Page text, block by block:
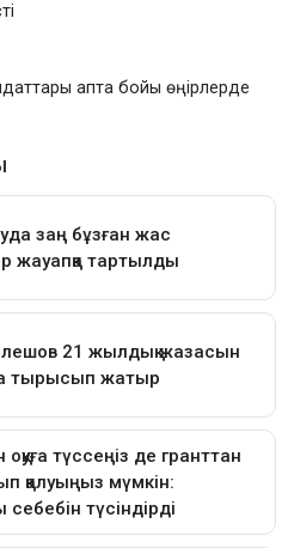
апта бойы өңірлерде